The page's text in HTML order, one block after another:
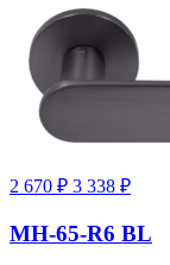
2 670 ₽ 3 338 ₽
MH-65-R6 BL